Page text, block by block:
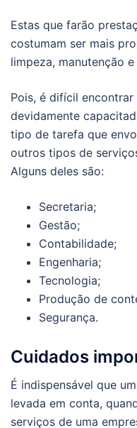
Estas que farão
costumam ser mais
limpeza, manutenção
Pois, é difícil
devidamente
tipo de tarefa que
outros tipos de
Alguns deles são:
Secretaria;
Gestão;
Contabilidade;
Engenharia;
Tecnologia;
Produção de
Segurança.
Cuidados
É indispensável que
levada em conta,
serviços de uma